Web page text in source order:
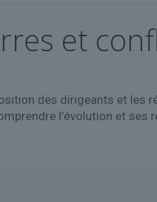
et
des dirigeants et les
l’évolution et ses